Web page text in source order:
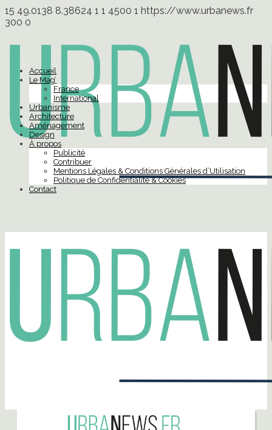
15 49.0138 8.38624 1 1 4500 1 https://www.urbanews.fr
300 0
Accueil
Le Mag’
France
International
Urbanisme
Architecture
Aménagement
Design
À propos
Publicité
Contribuer
Mentions Légales & Conditions Générales d’Utilisation
Politique de Confidentialité & Cookies
Contact